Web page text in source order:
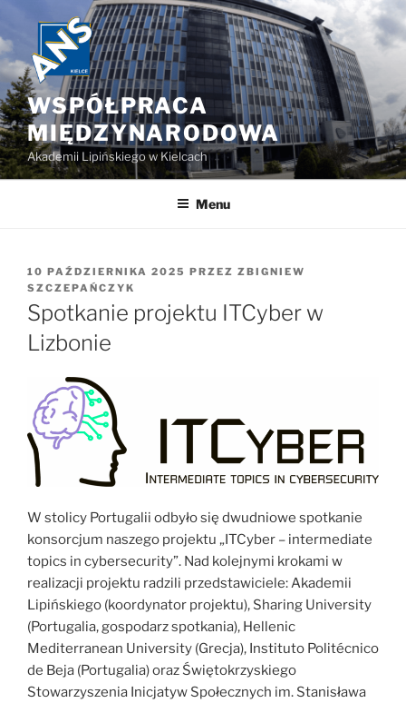
treści
WSPÓŁPRACA
MIĘDZYNARODOWA
Akademii Lipińskiego w Kielcach
Menu
OPUBLIKOWANE
W
10 PAŹDZIERNIKA 2025 PRZEZ ZBIGNIEW
SZCZEPAŃCZYK
Spotkanie projektu ITCyber w
Lizbonie
W stolicy Portugalii odbyło się dwudniowe spotkanie
konsorcjum naszego projektu „ITCyber – intermediate
topics in cybersecurity”. Nad kolejnymi krokami w
realizacji projektu radzili przedstawiciele: Akademii
Lipińskiego (koordynator projektu), Sharing University
(Portugalia, gospodarz spotkania), Hellenic
Mediterranean University (Grecja), Instituto Politécnico
de Beja (Portugalia) oraz Świętokrzyskiego
Stowarzyszenia Inicjatyw Społecznych im. Stanisława